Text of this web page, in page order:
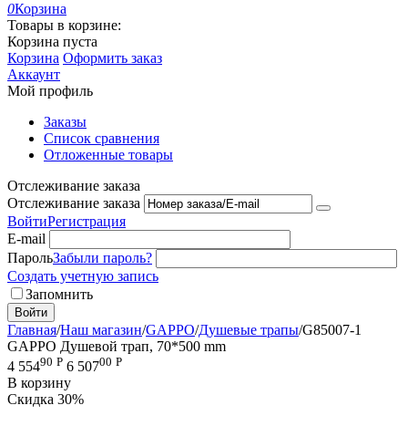
0Корзина
Товары в корзине:
Корзина пуста
Корзина Оформить заказ
Аккаунт
Мой профиль
Заказы
Список сравнения
Отложенные товары
Отслеживание заказа
Отслеживание заказа
ВойтиРегистрация
E-mail
ПарольЗабыли пароль?
Создать учетную запись
Запомнить
Войти
Главная/Наш магазин/GAPPO/Душевые трапы/G85007-1
GAPPO Душевой трап, 70*500 mm
4 55490 Р 6 50700 Р
В корзину
Скидка 30%